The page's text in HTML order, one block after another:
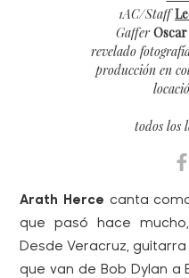
1AC/Staff
Gaffer
revelado
producción en
todos los
Arath Herce canta
que pasó hace
Desde Veracruz,
que van de Bob Dylan a